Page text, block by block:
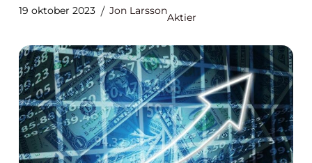
19 oktober 2023 Jon Larsson
Aktier